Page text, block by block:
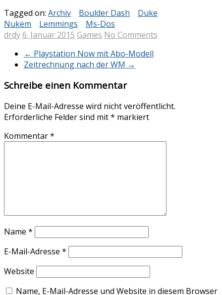
Tagged on: Archiv Boulder Dash
Duke
Nukem
Lemmings
Ms-Dos
drdy6. Januar 2015 Games No Comments
← Playstation Now mit Abo-Modell
Zeitrechnung nach der WM →
Schreibe einen Kommentar
Deine E-Mail-Adresse wird nicht veröffentlicht.
Erforderliche Felder sind mit* markiert
Kommentar*
Name *
E-Mail-Adresse *
Website
Name, E-Mail-Adresse und Website in diesem Browser